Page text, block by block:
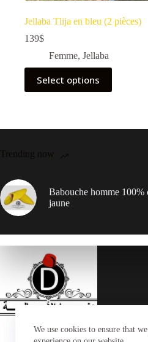
We use cookies to ensure that
Jellaba Tlija en bleu (2 pièces)
139$
Femme, Jellaba
Select options
Trending now
Babouche homme 100%
jaune